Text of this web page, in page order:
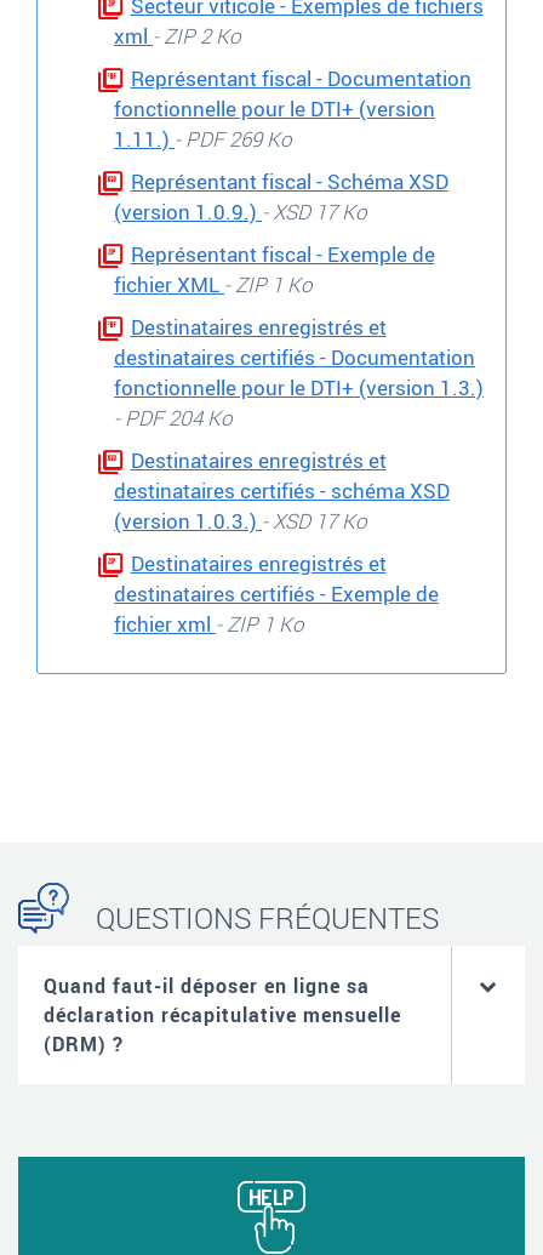
xml - ZIP 2 Ko
Représentant fiscal - Documentation
fonctionnelle pour le DTI+ (version
1.11.) - PDF 269 Ko
Représentant fiscal - Schéma XSD
(version 1.0.9.) - XSD 17 Ko
Représentant fiscal - Exemple de
fichier XML - ZIP 1 Ko
Destinataires enregistrés et
destinataires certifiés - Documentation
fonctionnelle pour le DTI+ (version 1.3.)
- PDF 204 Ko
Destinataires enregistrés et
destinataires certifiés - schéma XSD
(version 1.0.3.) - XSD 17 Ko
Destinataires enregistrés et
destinataires certifiés - Exemple de
fichier xml - ZIP 1 Ko
QUESTIONS FRÉQUENTES
Quand faut-il déposer en ligne sa
déclaration récapitulative mensuelle
(DRM) ?